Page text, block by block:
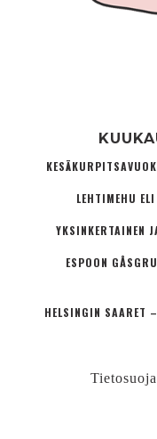
LEHTIMEHU
YKSINKERTAINEN
ESPOON
HELSINGIN SAARET